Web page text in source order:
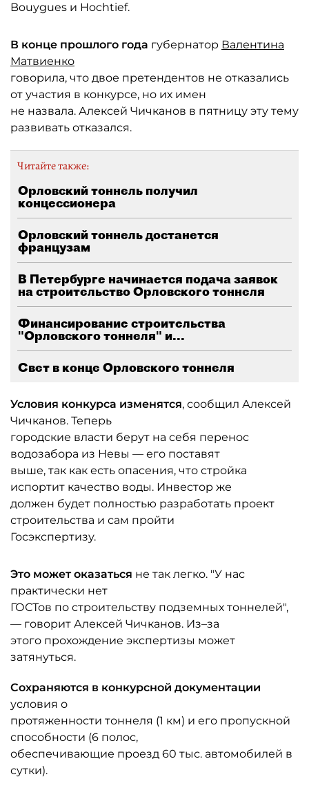
Bouygues и Hochtief.
В конце прошлого года губернатор Валентина
Матвиенко
говорила, что двое претендентов не отказались
от участия в конкурсе, но их имен
не назвала. Алексей Чичканов в пятницу эту тему
развивать отказался.
Читайте также:
Орловский тоннель получил
концессионера
Орловский тоннель достанется
французам
В Петербурге начинается подача заявок
на строительство Орловского тоннеля
Финансирование строительства
"Орловского тоннеля" и...
Свет в конце Орловского тоннеля
Условия конкурса изменятся, сообщил Алексей
Чичканов. Теперь
городские власти берут на себя перенос
водозабора из Невы — его поставят
выше, так как есть опасения, что стройка
испортит качество воды. Инвестор же
должен будет полностью разработать проект
строительства и сам пройти
Госэкспертизу.
Это может оказаться не так легко. "У нас
практически нет
ГОСТов по строительству подземных тоннелей",
— говорит Алексей Чичканов. Из–за
этого прохождение экспертизы может
затянуться.
Сохраняются в конкурсной документации
условия о
протяженности тоннеля (1 км) и его пропускной
способности (6 полос,
обеспечивающие проезд 60 тыс. автомобилей в
сутки).